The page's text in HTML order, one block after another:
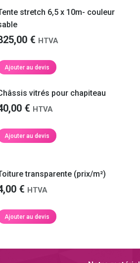
stretch 6,5 x 10m- couleur
€ HTVA
Ajouter au devis
vitrés pour chapiteau
€ HTVA
Ajouter au devis
transparente (prix/m²)
€ HTVA
Ajouter au devis